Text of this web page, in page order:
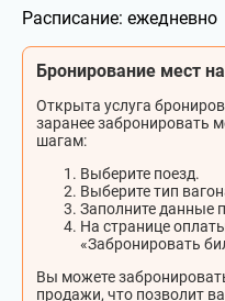
Расписание: ежедневно
Бронирование мест
Открыта услуга
заранее забронировать
шагам:
Выберите поезд.
Выберите тип
Заполните данные
На странице
«Забронировать
Вы можете
продажи, что позволит